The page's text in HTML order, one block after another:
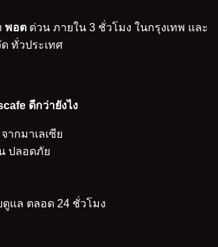
พอต ด่วน ภายใน 3 ชั่วโมง ในกรุงเทพ และ
ทั่วประเทศ
ดีกว่ายังไง
ากมาเลเซีย
ปลอดภัย
แล ตลอด 24 ชั่วโมง